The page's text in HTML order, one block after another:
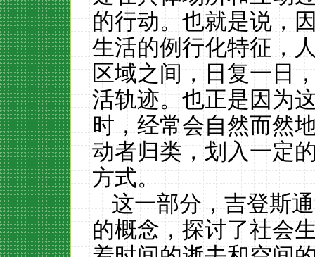
的行动。也就是说，
生活的例行化特征，
区域之间，日复一日
活轨迹。也正是因为
时，经常会自然而然
动者归类，划入一定
方式。
这一部分，吉登斯
的概念，探讨了社会